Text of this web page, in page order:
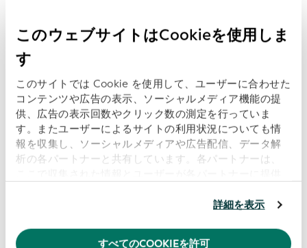
このウェブサイトはCookieを使用しま
す
このサイトでは Cookie を使用して、ユーザーに合わせた
コンテンツや広告の表示、ソーシャルメディア機能の提
供、広告の表示回数やクリック数の測定を行っていま
す。またユーザーによるサイトの利用状況についても情
報を収集し、ソーシャルメディアや広告配信、データ解
析の各パートナーと共有しています。各パートナーは、
用したときに収集した他の情報を組み合わせて使用する
ッキーに同意したことになります。
詳細を表示
すべてのCOOKIEを許可
データ品質の基準
定義された品質基準を定めることにより、GLEIFは、グ
ローバルLEIシステム内のデータ品質レベルを評価する
ための、透明性が高く客観的な基準を確立しました。
品
質
準
定義
データ内に識別可能なエラーがどれだけ少ないか、データ要
スにどれだけ一致しているか、またはデータが実世界の対象